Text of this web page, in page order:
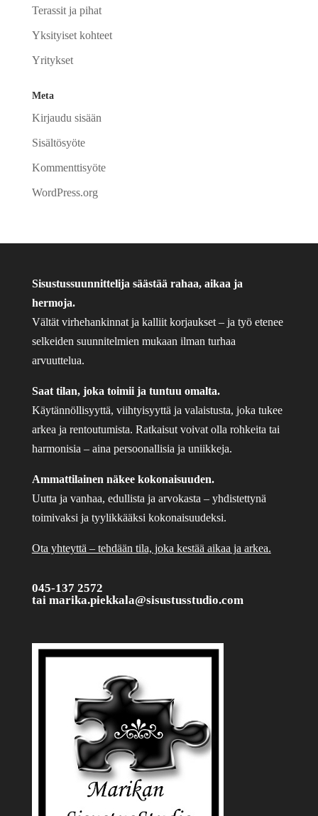
Terassit ja pihat
Yksityiset kohteet
Yritykset
Meta
Kirjaudu sisään
Sisältösyöte
Kommenttisyöte
WordPress.org
Sisustussuunnittelija säästää rahaa, aikaa ja
hermoja.
Vältät virhehankinnat ja kalliit korjaukset – ja työ etenee
selkeiden suunnitelmien mukaan ilman turhaa
arvuuttelua.
Saat tilan, joka toimii ja tuntuu omalta.
Käytännöllisyyttä, viihtyisyyttä ja valaistusta, joka tukee
arkea ja rentoutumista. Ratkaisut voivat olla rohkeita tai
harmonisia – aina persoonallisia ja uniikkeja.
Ammattilainen näkee kokonaisuuden.
Uutta ja vanhaa, edullista ja arvokasta – yhdistettynä
toimivaksi ja tyylikkääksi kokonaisuudeksi.
Ota yhteyttä – tehdään tila, joka kestää aikaa ja arkea.
045-137 2572
tai marika.piekkala@sisustusstudio.com